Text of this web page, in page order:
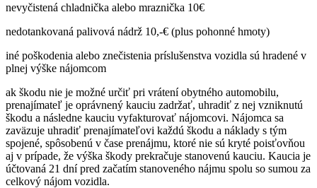
nevyčistená chladnička alebo mraznička 10€
nedotankovaná palivová nádrž 10,-€ (plus pohonné hmoty)
iné poškodenia alebo znečistenia príslušenstva vozidla sú hradené v
plnej výške nájomcom
ak škodu nie je možné určiť pri vrátení obytného automobilu,
prenajímateľ je oprávnený kauciu zadržať, uhradiť z nej vzniknutú
škodu a následne kauciu vyfakturovať nájomcovi. Nájomca sa
zaväzuje uhradiť prenajímateľovi každú škodu a náklady s tým
spojené, spôsobenú v čase prenájmu, ktoré nie sú kryté poisťovňou
aj v prípade, že výška škody prekračuje stanovenú kauciu. Kaucia je
účtovaná 21 dní pred začatím stanoveného nájmu spolu so sumou za
celkový nájom vozidla.